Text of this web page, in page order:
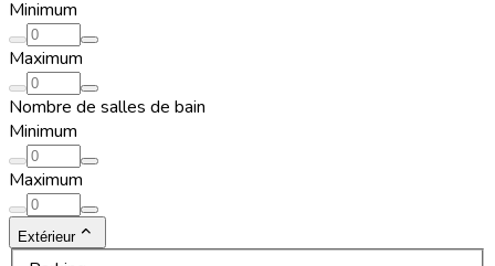
Minimum
Maximum
Nombre de salles de bain
Minimum
Maximum
Extérieur